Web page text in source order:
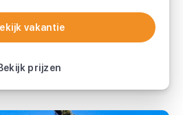
vakantie
prijzen
vakantie